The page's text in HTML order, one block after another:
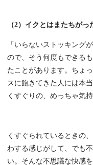
（2）イクとはまたちがっ
「いらないストッキング
ので、そう何度もできる
たことがあります。ちょ
スに飽きてきた人には本
くすぐりの、めっちゃ気
くすぐられているときの
わする感じがして、でも
い。そんな不思議な快感